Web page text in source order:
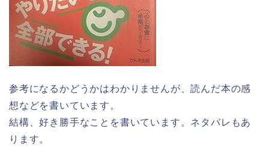
参考になるかどうかはわかりませんが、読んだ本の感
想などを書いています。
結構、好き勝手なことを書いています。ネタバレもあ
ります。